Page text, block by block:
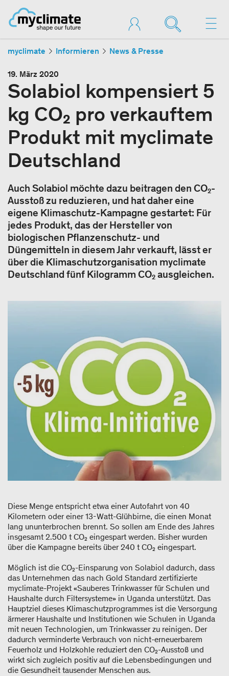
myclimate Informieren News & Presse
19. März 2020
Solabiol kompensiert 5
kg CO₂ pro verkauftem
Produkt mit myclimate
Deutschland
Auch Solabiol möchte dazu beitragen den CO₂-
Ausstoß zu reduzieren, und hat daher eine
eigene Klimaschutz-Kampagne gestartet: Für
jedes Produkt, das der Hersteller von
biologischen Pflanzenschutz- und
Düngemitteln in diesem Jahr verkauft, lässt er
über die Klimaschutzorganisation myclimate
Deutschland fünf Kilogramm CO₂ ausgleichen.
Diese Menge entspricht etwa einer Autofahrt von 40
Kilometern oder einer 13-Watt-Glühbirne, die einen Monat
lang ununterbrochen brennt. So sollen am Ende des Jahres
insgesamt 2.500 t CO₂ eingespart werden. Bisher wurden
über die Kampagne bereits über 240 t CO₂ eingespart.
Möglich ist die CO₂-Einsparung von Solabiol dadurch, dass
das Unternehmen das nach Gold Standard zertifizierte
myclimate-Projekt «Sauberes Trinkwasser für Schulen und
Haushalte durch Filtersysteme» in Uganda unterstützt. Das
Hauptziel dieses Klimaschutzprogrammes ist die Versorgung
ärmerer Haushalte und Institutionen wie Schulen in Uganda
mit neuen Technologien, um Trinkwasser zu reinigen. Der
dadurch verminderte Verbrauch von nicht-erneuerbarem
Feuerholz und Holzkohle reduziert den CO₂-Ausstoß und
wirkt sich zugleich positiv auf die Lebensbedingungen und
die Gesundheit tausender Menschen aus.